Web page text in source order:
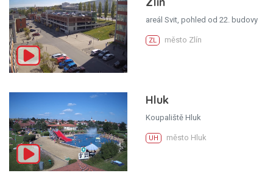
areál Svit, pohled od 22. budovy
ZL město Zlín
Hluk
Koupaliště Hluk
UH město Hluk